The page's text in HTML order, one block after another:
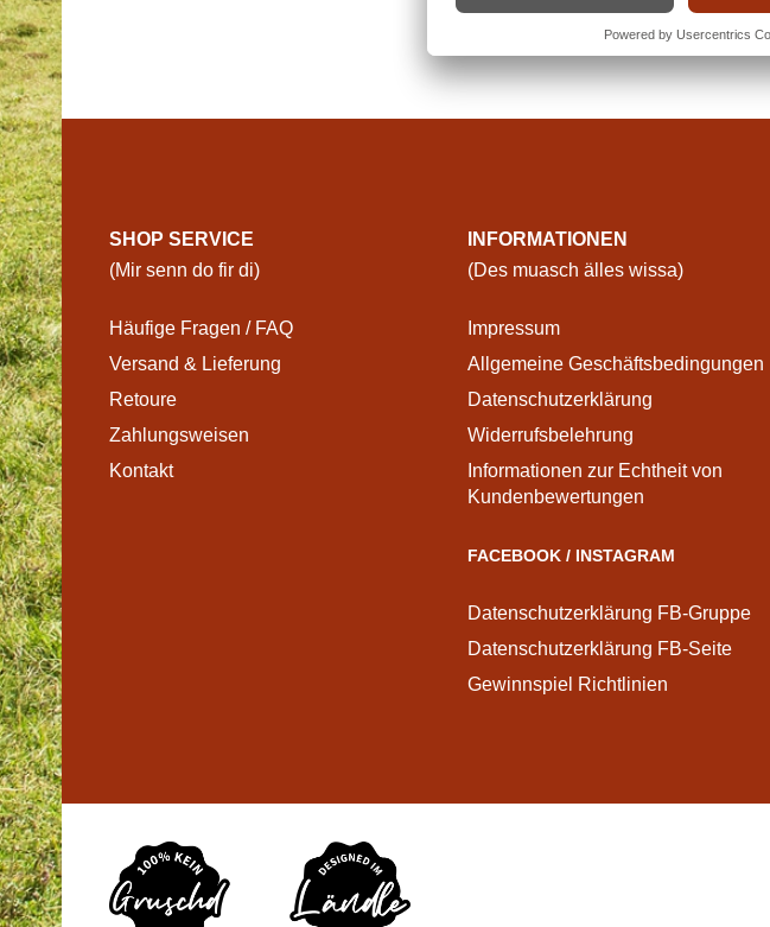
SHOP SERVICE
(Mir senn do fir di)
Häufige Fragen / FAQ
Versand & Lieferung
Retoure
Zahlungsweisen
Kontakt
INFORMATIONEN
(Des muasch älles wissa)
Impressum
Allgemeine Geschäftsbedingungen
Datenschutzerklärung
Widerrufsbelehrung
Informationen zur Echtheit von
Kundenbewertungen
FACEBOOK / INSTAGRAM
Datenschutzerklärung FB-Gruppe
Datenschutzerklärung FB-Seite
Gewinnspiel Richtlinien